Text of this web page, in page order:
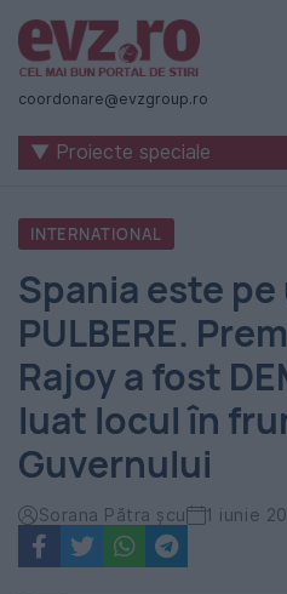
Știri
naționale
internaționale
România
-
Evenimentul
Zilei
coordonare@evzgroup.ro
▼ Proiecte speciale
INTERNATIONAL
Spania este pe
PULBERE.
Rajoy a fost
luat locul în
Guvernului
Sorana Pătra șcu 1 iunie